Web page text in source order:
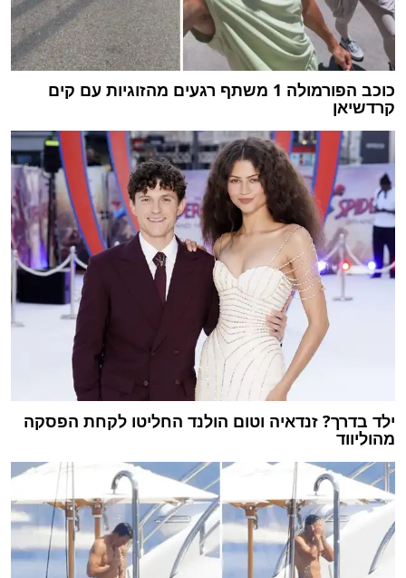
כוכב הפורמולה 1 משתף רגעים מהזוגיות עם קים
קרדשיאן
ילד בדרך? זנדאיה וטום הולנד החליטו לקחת הפסקה
מהוליווד